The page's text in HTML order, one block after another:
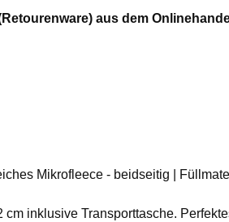
aus dem
Mikrofleece - beidseitig |
inklusive Transporttasche.